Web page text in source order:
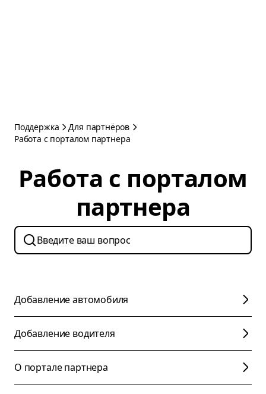
Поддержка
Для партнёров
Работа с порталом партнера
Работа с порталом
партнера
Добавление автомобиля
Добавление водителя
О портале партнера